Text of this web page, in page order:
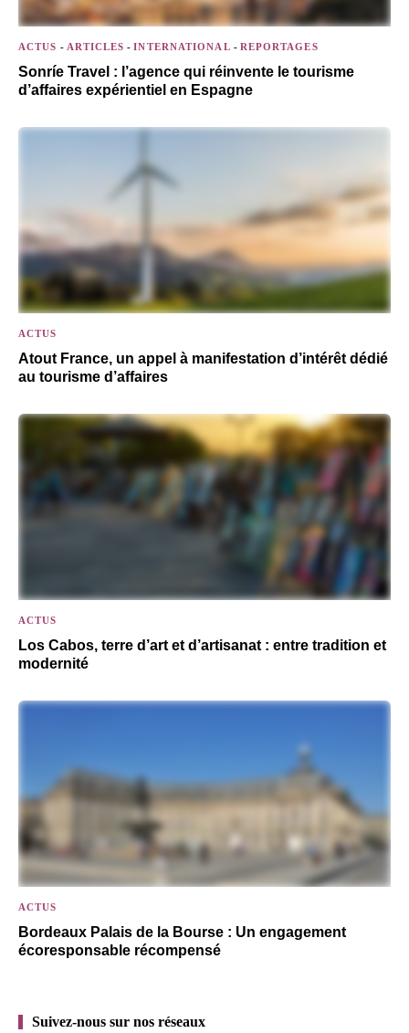
ACTUS - ARTICLES -INTERNATIONAL - REPORTAGES
Sonríe Travel : l’agence qui réinvente le tourisme
d’affaires expérientiel en Espagne
ACTUS
Atout France, un appel à manifestation d’intérêt dédié
au tourisme d’affaires
ACTUS
Los Cabos, terre d’art et d’artisanat : entre tradition et
modernité
ACTUS
Bordeaux Palais de la Bourse : Un engagement
écoresponsable récompensé
Suivez-nous sur nos réseaux